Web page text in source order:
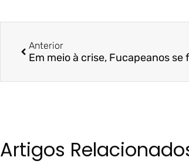
Anterior
Artigos